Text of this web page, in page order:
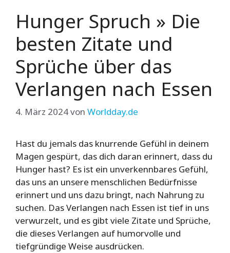
Hunger Spruch » Die
besten Zitate und
Sprüche über das
Verlangen nach Essen
4. März 2024von Worldday.de
Hast du jemals das knurrende Gefühl in deinem
Magen gespürt, das dich daran erinnert, dass du
Hunger hast? Es ist ein unverkennbares Gefühl,
das uns an unsere menschlichen Bedürfnisse
erinnert und uns dazu bringt, nach Nahrung zu
suchen. Das Verlangen nach Essen ist tief in uns
verwurzelt, und es gibt viele Zitate und Sprüche,
die dieses Verlangen auf humorvolle und
tiefgründige Weise ausdrücken.